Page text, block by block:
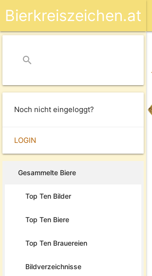
Bierkreiszeichen.at
search
Noch nicht eingeloggt?
LOGIN
Gesammelte Biere
Top Ten Bilder
Top Ten Biere
Top Ten Brauereien
Bildverzeichnisse